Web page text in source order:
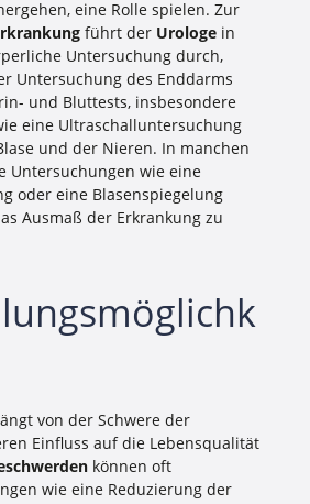
eine Rolle spielen. Zur
führt der Urologein
Untersuchung durch,
Untersuchung des Enddarms
und Bluttests, insbesondere
eine Ultraschalluntersuchung
und der Nieren. In manchen
Untersuchungen wie eine
oder eine Blasenspiegelung
Ausmaß der Erkrankung zu
von der Schwere der
Einfluss auf die Lebensqualität
können oft
wie eine Reduzierung der